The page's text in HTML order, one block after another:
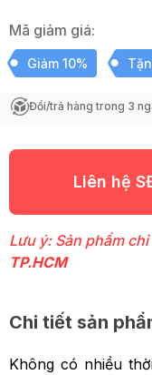
Mã giảm giá:
Giảm 10%
Đổi/trả hàng trong 3
Liên hệ
Lưu ý: Sản phẩm
TP.HCM
Chi tiết sản
Không có nhiều